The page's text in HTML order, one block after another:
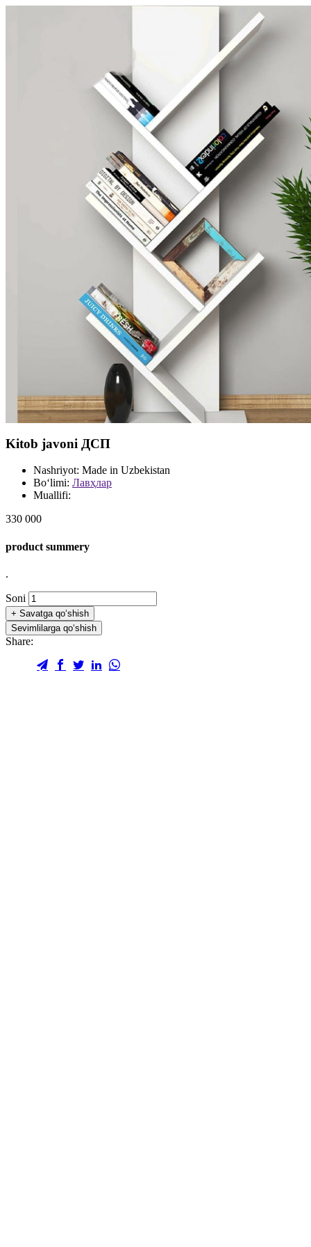
Kitob javoni ДСП
Nashriyot: Made in Uzbekistan
Bo‘limi: Лавҳлар
Muallifi:
330 000
product summery
.
Soni
+ Savatga qo‘shish
Sevimlilarga qo‘shish
Share: